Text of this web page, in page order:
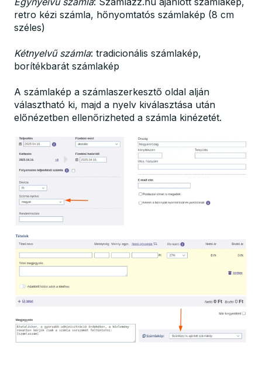
retro kézi számla, hőnyomtatós számlakép (8 cm
széles)
Kétnyelvű számla: tradicionális számlakép,
borítékbarát számlakép
A számlakép a számlaszerkesztő oldal alján
választható ki, majd a nyelv kiválasztása után
előnézetben ellenőrizheted a számla kinézetét.